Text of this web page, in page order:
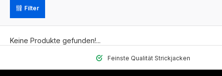
Filter
Keine Produkte gefunden!...
Feinste Qualität Strickjacken